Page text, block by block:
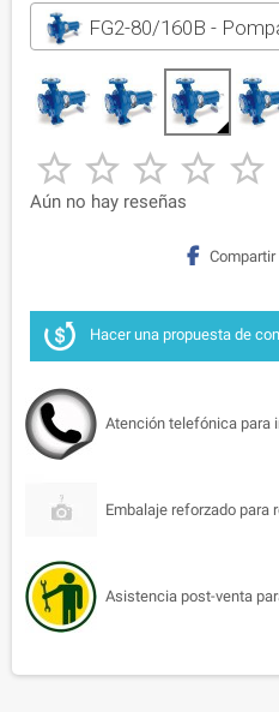
FG2-80/160B - Pompa
    
Aún no hay reseñas
Compartir
Hacer una propuesta de
Atención telefónica para
Embalaje reforzado para
Asistencia post-venta